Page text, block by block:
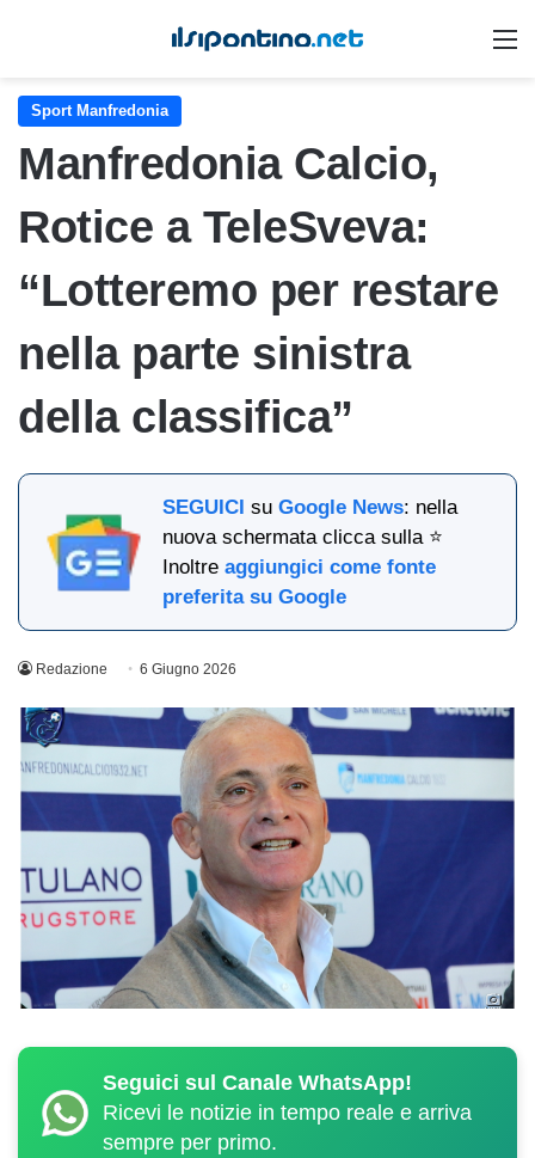
Sport Manfredonia
Manfredonia Calcio,
Rotice a TeleSveva:
“Lotteremo per restare
nella parte sinistra
della classifica”
SEGUICI suGoogle News: nella
nuova schermata clicca sulla ⭐
Inoltreaggiungici come fonte
preferita su Google
Redazione 6 Giugno 2026
Seguici sul Canale WhatsApp!
Ricevi le notizie in tempo reale e arriva
sempre per primo.